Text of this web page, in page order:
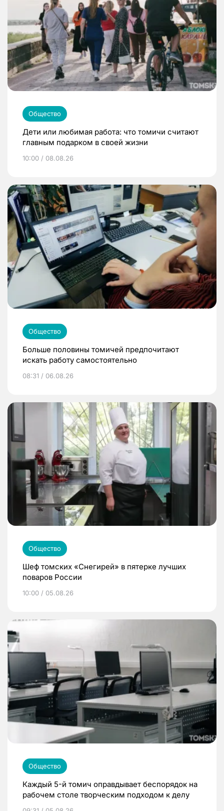
Общество
Дети или любимая работа: что томичи считают
главным подарком в своей жизни
10:00 / 08.08.26
Общество
Больше половины томичей предпочитают
искать работу самостоятельно
08:31 / 06.08.26
Общество
Шеф томских «Снегирей» в пятерке лучших
поваров России
10:00 / 05.08.26
Общество
Каждый 5-й томич оправдывает беспорядок на
рабочем столе творческим подходом к делу